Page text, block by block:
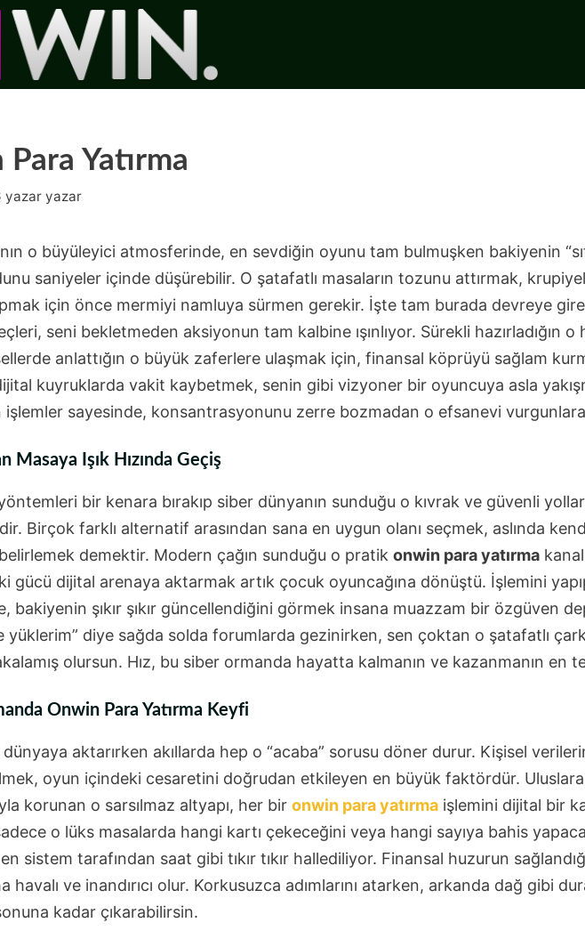
Yatırma
yazar yazar
o büyüleyici atmosferinde, en sevdiğin oyunu tam bulmuşken bakiyenin
saniyeler içinde düşürebilir. O şatafatlı masaların tozunu attırmak,
için önce mermiyi namluya sürmen gerekir. İşte tam burada devreye
seni bekletmeden aksiyonun tam kalbine ışınlıyor. Sürekli hazırladığın
anlattığın o büyük zaferlere ulaşmak için, finansal köprüyü sağlam
kuyruklarda vakit kaybetmek, senin gibi vizyoner bir oyuncuya asla
işlemler sayesinde, konsantrasyonunu zerre bozmadan o efsanevi
Masaya Işık Hızında Geçiş
bir kenara bırakıp siber dünyanın sunduğu o kıvrak ve güvenli
Birçok farklı alternatif arasından sana en uygun olanı seçmek, aslında
demektir. Modern çağın sunduğu o pratik onwin para yatırma
gücü dijital arenaya aktarmak artık çocuk oyuncağına dönüştü. İşlemini
bakiyenin şıkır şıkır güncellendiğini görmek insana muazzam bir özgüven
yüklerim” diye sağda solda forumlarda gezinirken, sen çoktan o şatafatlı
olursun. Hız, bu siber ormanda hayatta kalmanın ve kazanmanın en
Onwin Para Yatırma Keyfi
dünyaya aktarırken akıllarda hep o “acaba” sorusu döner durur. Kişisel
oyun içindeki cesaretini doğrudan etkileyen en büyük faktördür.
korunan o sarsılmaz altyapı, her bir onwin para yatırma işlemini dijital bir
o lüks masalarda hangi kartı çekeceğini veya hangi sayıya bahis
sistem tarafından saat gibi tıkır tıkır hallediliyor. Finansal huzurun
havalı ve inandırıcı olur. Korkusuzca adımlarını atarken, arkanda dağ gibi
kadar çıkarabilirsin.